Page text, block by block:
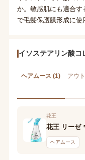
か。敏感肌にも適合す
で毛髪保護膜形成に使
イソステアリン酸コ
ヘアムース (1) アウ
花王
花王 リーゼ
ヘアムース